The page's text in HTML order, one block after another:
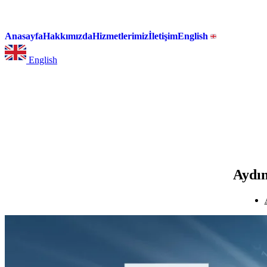
AnasayfaHakkımızdaHizmetlerimizİletişimEnglish
English